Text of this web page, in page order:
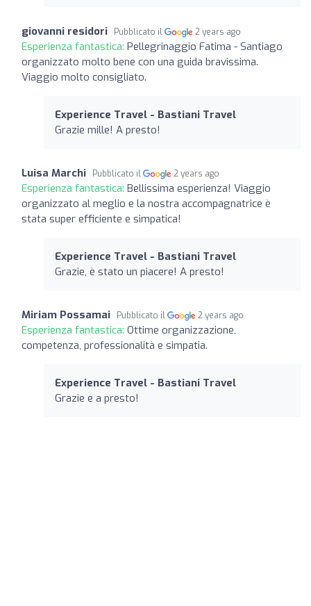
giovanni residori Pubblicato il 2 years ago
Esperienza fantastica: Pellegrinaggio Fatima - Santiago
organizzato molto bene con una guida bravissima.
Viaggio molto consigliato.
Experience Travel - Bastiani Travel
Grazie mille! A presto!
Luisa Marchi Pubblicato il 2 years ago
Esperienza fantastica: Bellissima esperienza! Viaggio
organizzato al meglio e la nostra accompagnatrice è
stata super efficiente e simpatica!
Experience Travel - Bastiani Travel
Grazie, è stato un piacere! A presto!
Miriam Possamai Pubblicato il 2 years ago
Esperienza fantastica: Ottime organizzazione,
competenza, professionalità e simpatia.
Experience Travel - Bastiani Travel
Grazie e a presto!